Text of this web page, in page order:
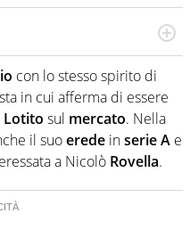
Virgilio Sport segue anche
che esalta competenze e
di HaBaWaBa, il più
per bambini al mondo
con lo stesso spirito di
in cui afferma di essere
Lotito sul mercato. Nella
il suoerede inserie A e
a Nicolò Rovella.